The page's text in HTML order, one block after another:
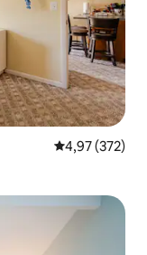
4,97 av 5 i
4,97 (372)